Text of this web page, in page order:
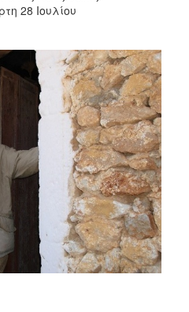
28 Ιουλίου